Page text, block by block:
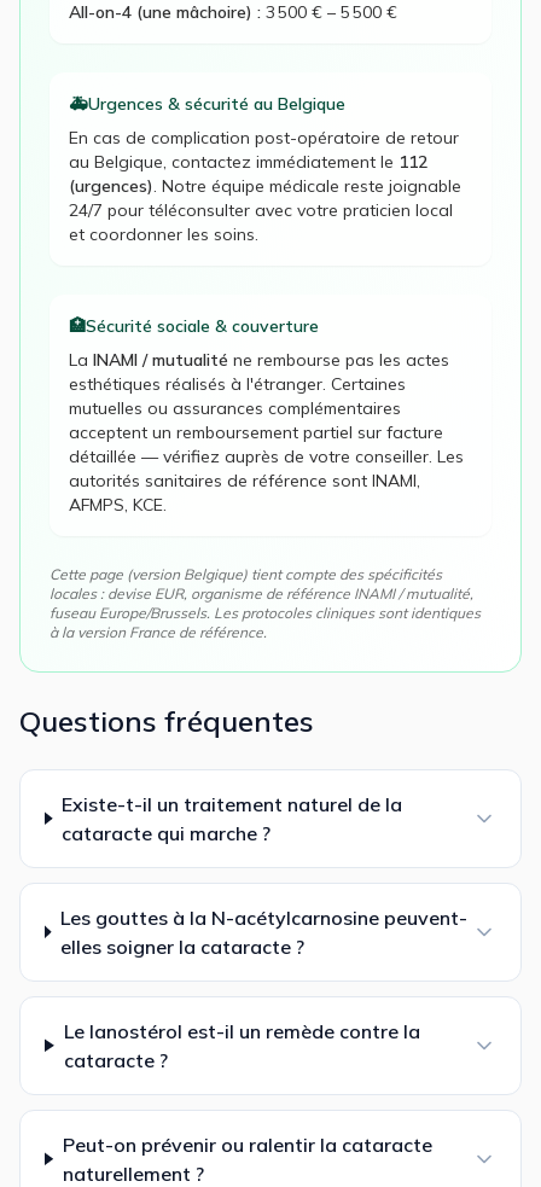
All-on-4 (une mâchoire) : 3 500 € – 5 500 €
🚑Urgences & sécurité au Belgique
En cas de complication post-opératoire de retour
au Belgique, contactez immédiatement le 112
(urgences). Notre équipe médicale reste joignable
24/7 pour téléconsulter avec votre praticien local
et coordonner les soins.
🏥Sécurité sociale & couverture
La INAMI / mutualité ne rembourse pas les actes
esthétiques réalisés à l'étranger. Certaines
mutuelles ou assurances complémentaires
acceptent un remboursement partiel sur facture
détaillée — vérifiez auprès de votre conseiller. Les
autorités sanitaires de référence sont INAMI,
AFMPS, KCE.
Cette page (version Belgique) tient compte des spécificités
locales : devise EUR, organisme de référence INAMI / mutualité,
fuseau Europe/Brussels. Les protocoles cliniques sont identiques
à la version France de référence.
Questions fréquentes
Existe-t-il un traitement naturel de la
cataracte qui marche ?
Les gouttes à la N-acétylcarnosine peuvent-
elles soigner la cataracte ?
Le lanostérol est-il un remède contre la
cataracte ?
Peut-on prévenir ou ralentir la cataracte
naturellement ?